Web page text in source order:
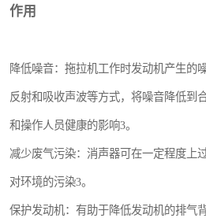
作用
降低噪音：拖拉机工作时发动机产生的
反射和吸收声波等方式，将噪音降低到
和操作人员健康的影响3。
减少废气污染：消声器可在一定程度上
对环境的污染3。
保护发动机：有助于降低发动机的排气